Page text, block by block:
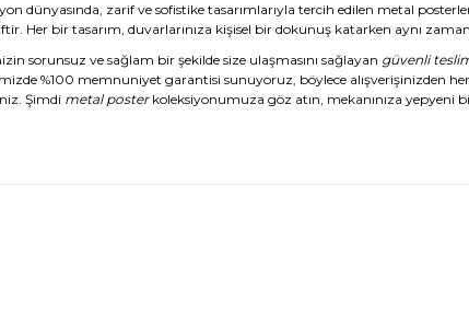
dünyasında, zarif ve sofistike tasarımlarıyla tercih edilen metal
Her bir tasarım, duvarlarınıza kişisel bir dokunuş katarken aynı
sorunsuz ve sağlam bir şekilde size ulaşmasını sağlayan güvenli
%100 memnuniyet garantisi sunuyoruz, böylece alışverişinizden
Şimdi metal posterkoleksiyonumuza göz atın, mekanınıza yepyeni